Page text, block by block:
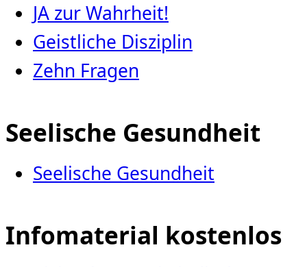
JA zur Wahrheit!
Geistliche Disziplin
Zehn Fragen
Seelische Gesundheit
Seelische Gesundheit
Infomaterial kostenlos